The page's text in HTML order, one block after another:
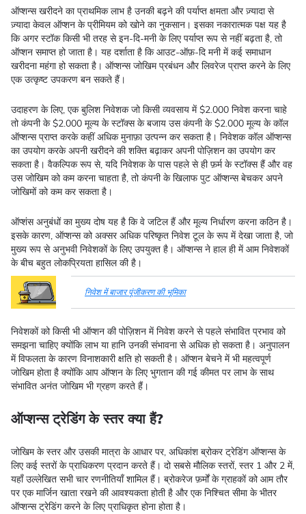
ऑप्शन्स खरीदने का प्राथमिक लाभ है उनकी बढ़ने की पर्याप्त क्षमता और ज़्यादा से
ज़्यादा केवल ऑप्शन के प्रीमियम को खोने का नुकसान। इसका नकारात्मक पक्ष यह है
कि अगर स्टॉक किसी भी तरह से इन-दि-मनी के लिए पर्याप्त रूप से नहीं बढ़ता है, तो
ऑप्शन समाप्त हो जाता है। यह दर्शाता है कि आउट-ऑफ़-दि मनी में कई समाधान
खरीदना महंगा हो सकता है। ऑप्शन्स जोखिम प्रबंधन और लिवरेज प्राप्त करने के लिए
एक उत्कृष्ट उपकरण बन सकते हैं।
उदाहरण के लिए, एक बुलिश निवेशक जो किसी व्यवसाय में $2.000 निवेश करना चाहे
तो कंपनी के $2.000 मूल्य के स्टॉक्स के बजाय उस कंपनी के $2.000 मूल्य के कॉल
ऑप्शन्स प्राप्त करके कहीं अधिक मुनाफ़ा उत्पन्न कर सकता है। निवेशक कॉल ऑप्शन्स
का उपयोग करके अपनी खरीदने की शक्ति बढ़ाकर अपनी पोज़िशन का उपयोग कर
सकता है। वैकल्पिक रूप से, यदि निवेशक के पास पहले से ही फ़र्म के स्टॉक्स हैं और वह
उस जोखिम को कम करना चाहता है, तो कंपनी के खिलाफ पुट ऑप्शन्स बेचकर अपने
जोखिमों को कम कर सकता है।
ऑप्शंस अनुबंधों का मुख्य दोष यह है कि वे जटिल हैं और मूल्य निर्धारण करना कठिन है।
इसके कारण, ऑप्शन्स को अक्सर अधिक परिष्कृत निवेश टूल के रूप में देखा जाता है, जो
मुख्य रूप से अनुभवी निवेशकों के लिए उपयुक्त है। ऑप्शन्स ने हाल ही में आम निवेशकों
के बीच बहुत लोकप्रियता हासिल की है।
निवेश में बाजार पूंजीकरण की भूमिका
निवेशकों को किसी भी ऑप्शन की पोज़िशन में निवेश करने से पहले संभावित प्रभाव को
समझना चाहिए क्योंकि लाभ या हानि उनकी संभावना से अधिक हो सकता है। अनुपालन
में विफलता के कारण विनाशकारी क्षति हो सकती है। ऑप्शन बेचने में भी महत्वपूर्ण
जोखिम होता है क्योंकि आप ऑप्शन के लिए भुगतान की गई कीमत पर लाभ के साथ
संभावित अनंत जोखिम भी ग्रहण करते हैं।
ऑप्शन्स ट्रेडिंग के स्तर क्या हैं?
जोखिम के स्तर और उसकी मात्रा के आधार पर, अधिकांश ब्रोकर ट्रेडिंग ऑप्शन्स के
लिए कई स्तरों के प्राधिकरण प्रदान करते हैं। दो सबसे मौलिक स्तरों, स्तर 1 और 2 में,
यहाँ उल्लेखित सभी चार रणनीतियाँ शामिल हैं। ब्रोकरेज फ़र्मों के ग्राहकों को आम तौर
पर एक मार्जिन खाता रखने की आवश्यकता होती है और एक निश्चित सीमा के भीतर
ऑप्शन्स ट्रेडिंग करने के लिए प्राधिकृत होना होता है।